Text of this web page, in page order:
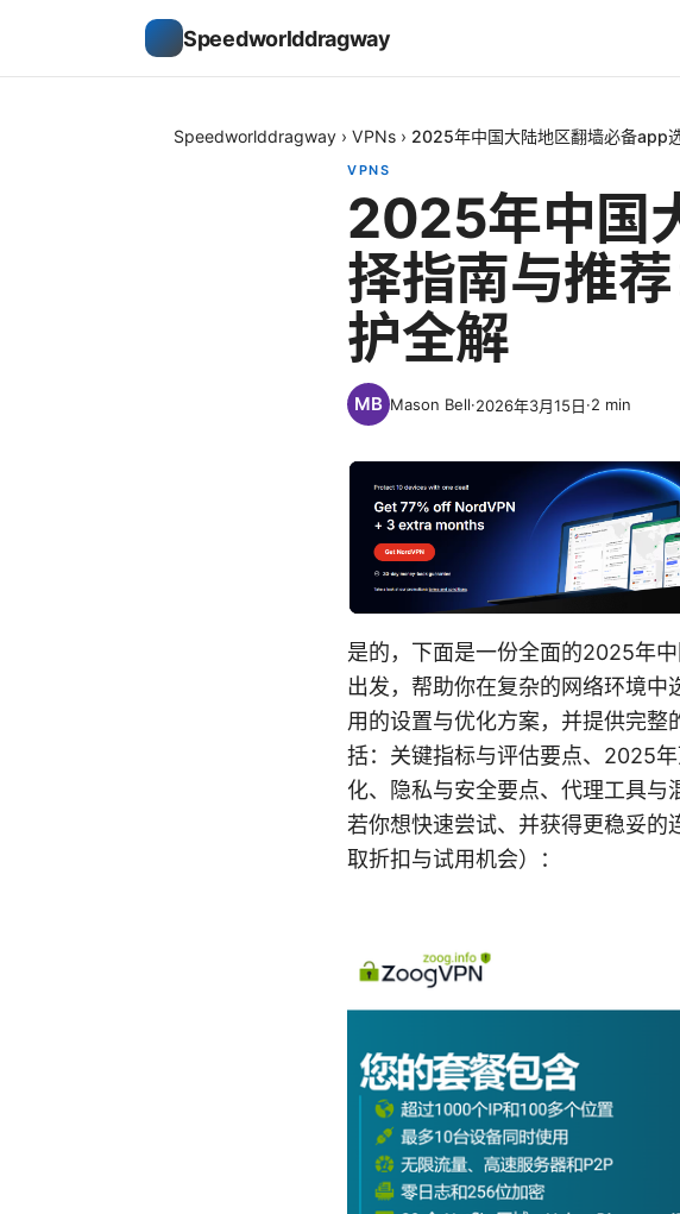
Speedworlddragway
Speedworlddragway › VPNs › 2025年中国大陆地区翻墙必备app
VPNS
2025年中国
择指南与推
护全解
Mason Bell·2026年3月15日·2 min
是的，下面是一份全面的2025年
出发，帮助你在复杂的网络环境
用的设置与优化方案，并提供完整
括：关键指标与评估要点、2025
化、隐私与安全要点、代理工具与
若你想快速尝试、并获得更稳妥
取折扣与试用机会）：